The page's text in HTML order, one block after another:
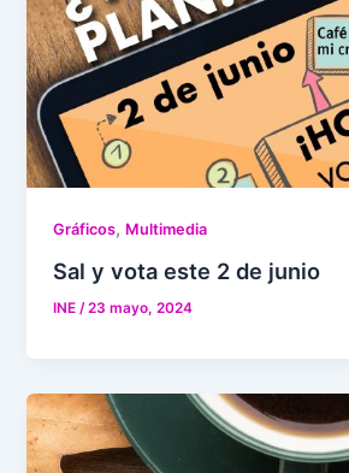
Gráficos, Multimedia
Sal y vota este 2 de junio
INE /23 mayo, 2024